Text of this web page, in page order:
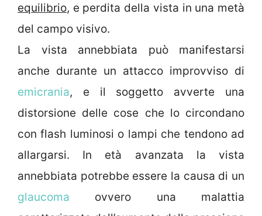
equilibrio, e perdita della vista in una metà
del campo visivo.
La vista annebbiata può manifestarsi
anche durante un attacco improvviso di
emicrania, e il soggetto avverte una
distorsione delle cose che lo circondano
con flash luminosi o lampi che tendono ad
allargarsi. In età avanzata la vista
annebbiata potrebbe essere la causa di un
glaucoma ovvero una malattia